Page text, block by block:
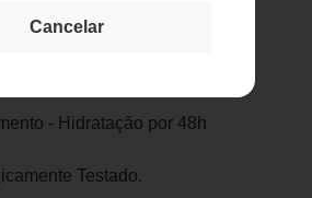
Cancelar
radiante
e o aspecto esbranquiçado
- Hidratação por 48h
Testado.